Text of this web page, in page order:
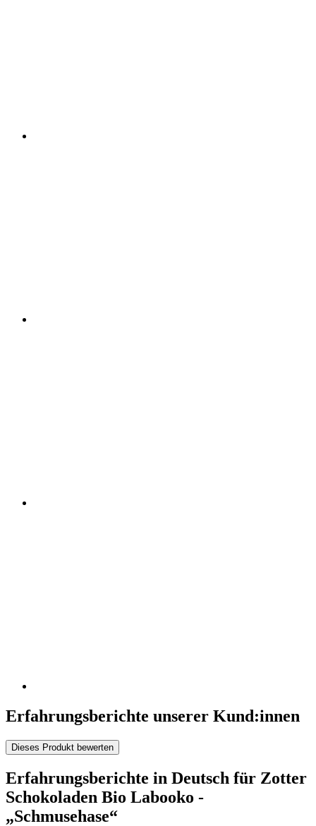
Erfahrungsberichte unserer Kund:innen
Dieses Produkt bewerten
Erfahrungsberichte in Deutsch für Zotter
Schokoladen Bio Labooko -
„Schmusehase“